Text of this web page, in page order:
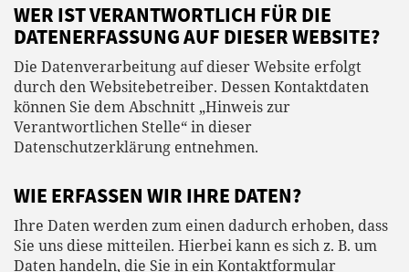
WER IST VERANTWORTLICH FÜR DIE
DATENERFASSUNG AUF DIESER WEBSITE?
Die Datenverarbeitung auf dieser Website erfolgt
durch den Websitebetreiber. Dessen Kontaktdaten
können Sie dem Abschnitt „Hinweis zur
Verantwortlichen Stelle“ in dieser
Datenschutzerklärung entnehmen.
WIE ERFASSEN WIR IHRE DATEN?
Ihre Daten werden zum einen dadurch erhoben, dass
Sie uns diese mitteilen. Hierbei kann es sich z. B. um
Daten handeln, die Sie in ein Kontaktformular